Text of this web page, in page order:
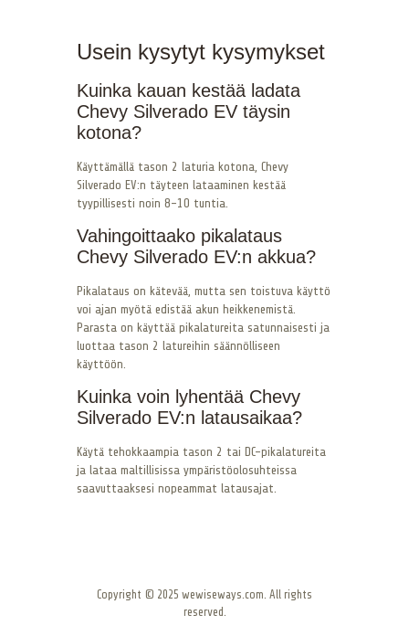
Usein kysytyt kysymykset
Kuinka kauan kestää ladata
Chevy Silverado EV täysin
kotona?
Käyttämällä tason 2 laturia kotona, Chevy
Silverado EV:n täyteen lataaminen kestää
tyypillisesti noin 8-10 tuntia.
Vahingoittaako pikalataus
Chevy Silverado EV:n akkua?
Pikalataus on kätevää, mutta sen toistuva käyttö
voi ajan myötä edistää akun heikkenemistä.
Parasta on käyttää pikalatureita satunnaisesti ja
luottaa tason 2 latureihin säännölliseen
käyttöön.
Kuinka voin lyhentää Chevy
Silverado EV:n latausaikaa?
Käytä tehokkaampia tason 2 tai DC-pikalatureita
ja lataa maltillisissa ympäristöolosuhteissa
saavuttaaksesi nopeammat latausajat.
Copyright © 2025 wewiseways.com. All rights
reserved.